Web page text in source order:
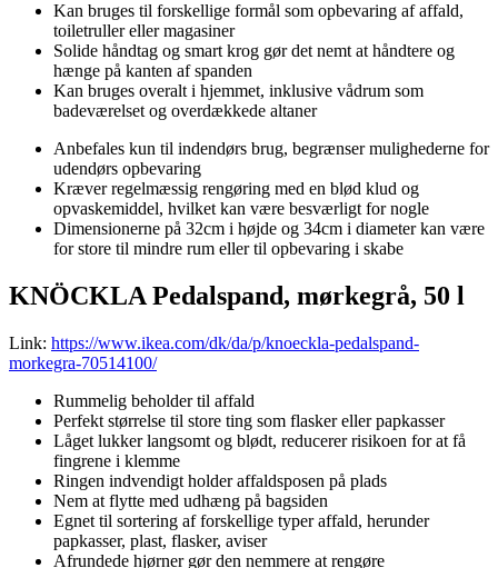
Kan bruges til forskellige formål som opbevaring af affald,
toiletruller eller magasiner
Solide håndtag og smart krog gør det nemt at håndtere og
hænge på kanten af spanden
Kan bruges overalt i hjemmet, inklusive vådrum som
badeværelset og overdækkede altaner
Anbefales kun til indendørs brug, begrænser mulighederne for
udendørs opbevaring
Kræver regelmæssig rengøring med en blød klud og
opvaskemiddel, hvilket kan være besværligt for nogle
Dimensionerne på 32cm i højde og 34cm i diameter kan være
for store til mindre rum eller til opbevaring i skabe
KNÖCKLA Pedalspand, mørkegrå, 50 l
Link: https://www.ikea.com/dk/da/p/knoeckla-pedalspand-
morkegra-70514100/
Rummelig beholder til affald
Perfekt størrelse til store ting som flasker eller papkasser
Låget lukker langsomt og blødt, reducerer risikoen for at få
fingrene i klemme
Ringen indvendigt holder affaldsposen på plads
Nem at flytte med udhæng på bagsiden
Egnet til sortering af forskellige typer affald, herunder
papkasser, plast, flasker, aviser
Afrundede hjørner gør den nemmere at rengøre